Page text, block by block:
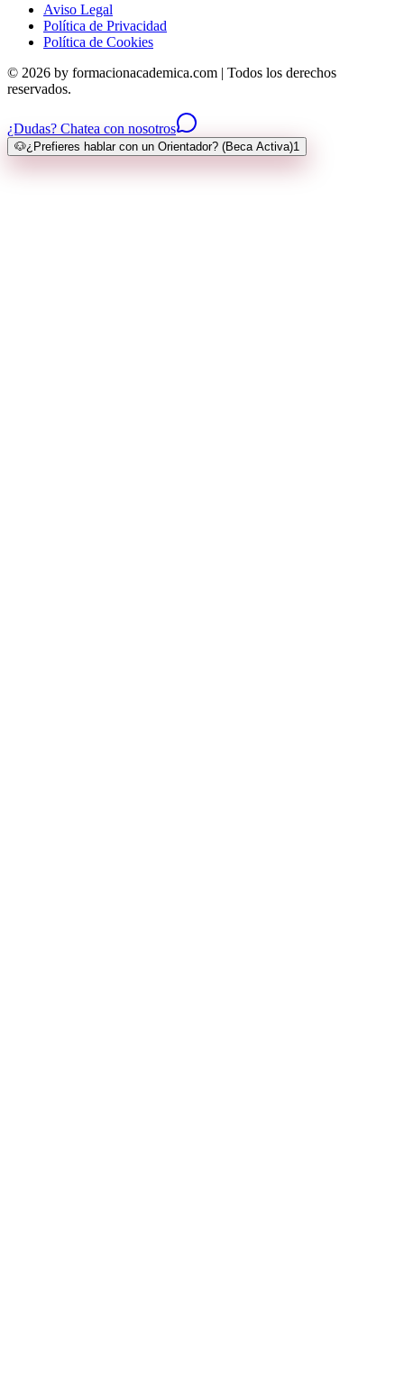
Aviso Legal
Política de Privacidad
Política de Cookies
© 2026 by formacionacademica.com | Todos los derechos
reservados.
¿Dudas? Chatea con nosotros
🐶¿Prefieres hablar con un Orientador? (Beca Activa)1